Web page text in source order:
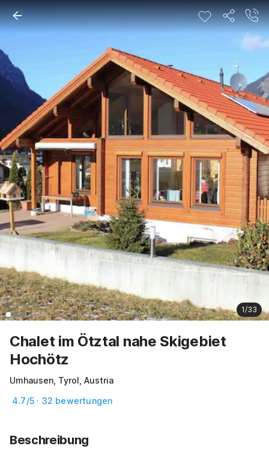
1/33
Chalet im Ötztal nahe Skigebiet
Hochötz
Umhausen, Tyrol, Austria
4.7/5 · 32 bewertungen
Beschreibung